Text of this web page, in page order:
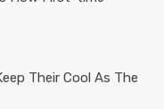
Their Cool As The